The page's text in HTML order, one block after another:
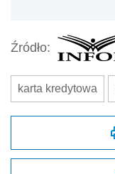
Źródło:
karta kredytowa